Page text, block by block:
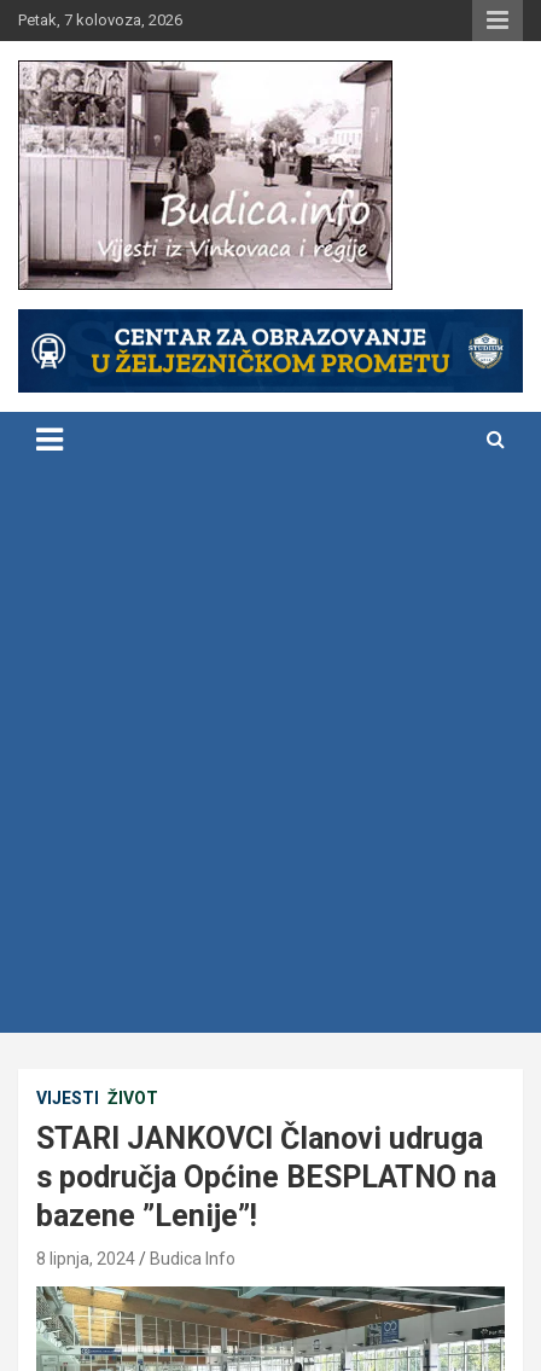
Skip
to
content
Petak, 7 kolovoza, 2026
Budica.info
VIJESTI ŽIVOT
STARI JANKOVCI Članovi udruga
s područja Općine BESPLATNO na
bazene ”Lenije”!
8 lipnja, 2024 Budica Info